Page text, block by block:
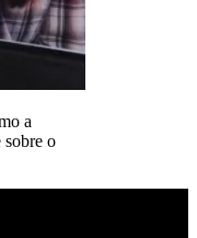
a
sobre o